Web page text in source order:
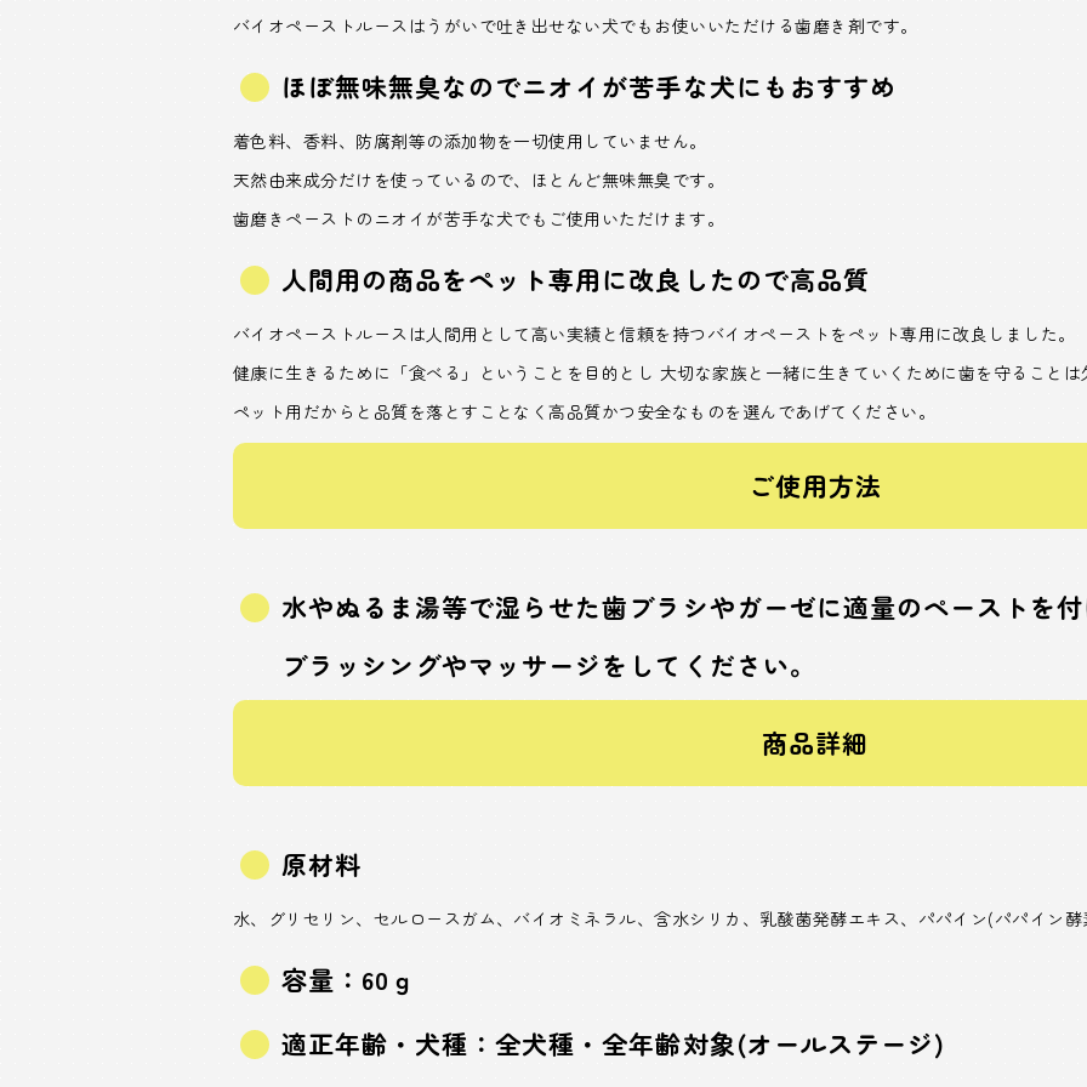
バイオペーストルースはうがいで吐き出せない犬でもお使いいただける歯磨き剤です。
ほぼ無味無臭なのでニオイが苦手な犬にもおすすめ
着色料、香料、防腐剤等の添加物を一切使用していません。
天然由来成分だけを使っているので、ほとんど無味無臭です。
歯磨きペーストのニオイが苦手な犬でもご使用いただけます。
人間用の商品をペット専用に改良したので高品質
バイオペーストルースは人間用として高い実績と信頼を持つバイオペーストをペット専用に改良しました。
健康に生きるために「食べる」ということを目的とし 大切な家族と一緒に生きていくために歯を守ることは
ペット用だからと品質を落とすことなく高品質かつ安全なものを選んであげてください。
ご使用方法
水やぬるま湯等で湿らせた歯ブラシやガーゼに適量のペーストを
ブラッシングやマッサージをしてください。
商品詳細
原材料
水、グリセリン、セルロースガム、バイオミネラル、含水シリカ、乳酸菌発酵エキス、パパイン(パパイン
容量：60ｇ
適正年齢・犬種：全犬種・全年齢対象(オールステージ)